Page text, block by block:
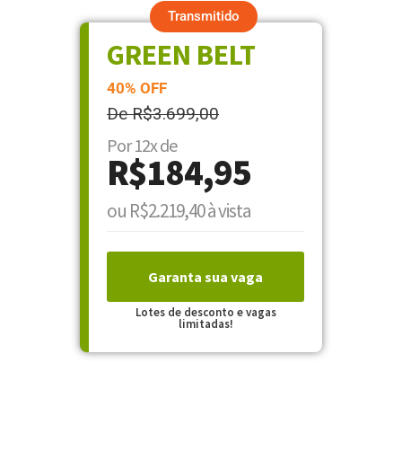
Transmitido
GREEN BELT
40% OFF
De R$3.699,00
Por 12x de
R$184,95
ou R$2.219,40 à vista
Garanta sua vaga
Lotes de desconto e vagas
limitadas!